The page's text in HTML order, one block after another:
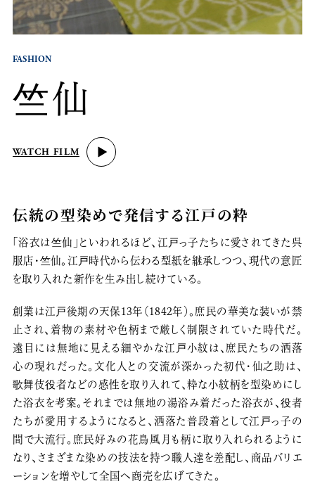
FASHION
竺仙
WATCH FILM
伝統の型染めで発信する江戸の粋
「浴衣は竺仙」といわれるほど、江戸っ子たちに愛されてきた呉
服店・竺仙。江戸時代から伝わる型紙を継承しつつ、現代の意匠
を取り入れた新作を生み出し続けている。
創業は江戸後期の天保13年（1842年）。庶民の華美な装いが禁
止され、着物の素材や色柄まで厳しく制限されていた時代だ。
遠目には無地に見える細やかな江戸小紋は、庶民たちの洒落
心の現れだった。文化人との交流が深かった初代・仙之助は、
歌舞伎役者などの感性を取り入れて、粋な小紋柄を型染めにし
た浴衣を考案。それまでは無地の湯浴み着だった浴衣が、役者
たちが愛用するようになると、洒落た普段着として江戸っ子の
間で大流行。庶民好みの花鳥風月も柄に取り入れられるように
なり、さまざまな染めの技法を持つ職人達を差配し、商品バリエ
ーションを増やして全国へ商売を広げてきた。